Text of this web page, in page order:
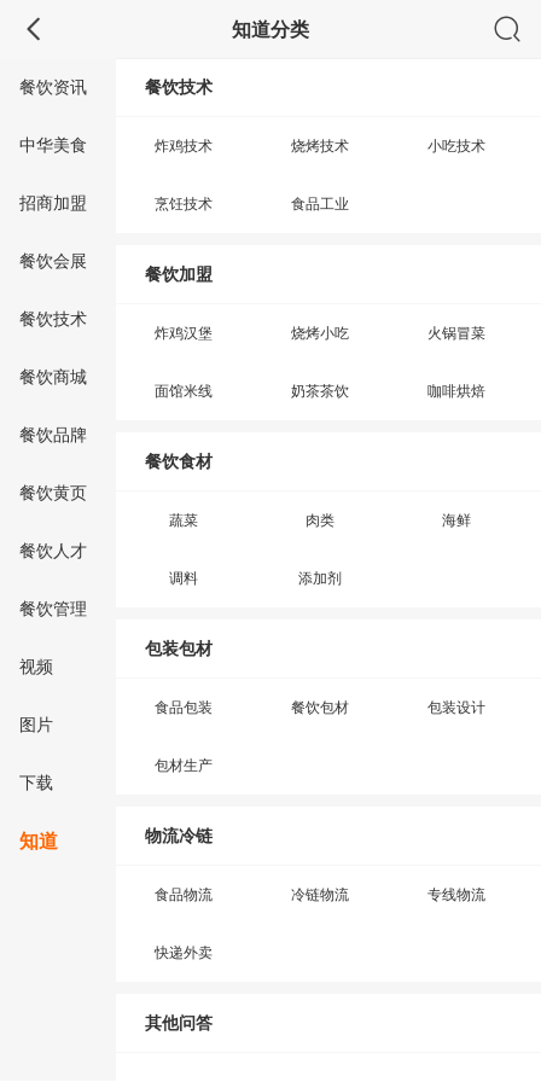
知道分类
餐饮资讯
中华美食
招商加盟
餐饮会展
餐饮技术
餐饮商城
餐饮品牌
餐饮黄页
餐饮人才
餐饮管理
视频
图片
下载
知道
餐饮技术
炸鸡技术 烧烤技术 小吃技术
烹饪技术 食品工业
餐饮加盟
炸鸡汉堡 烧烤小吃 火锅冒菜
面馆米线 奶茶茶饮 咖啡烘焙
餐饮食材
蔬菜 肉类 海鲜
调料 添加剂
包装包材
食品包装 餐饮包材 包装设计
包材生产
物流冷链
食品物流 冷链物流 专线物流
快递外卖
其他问答